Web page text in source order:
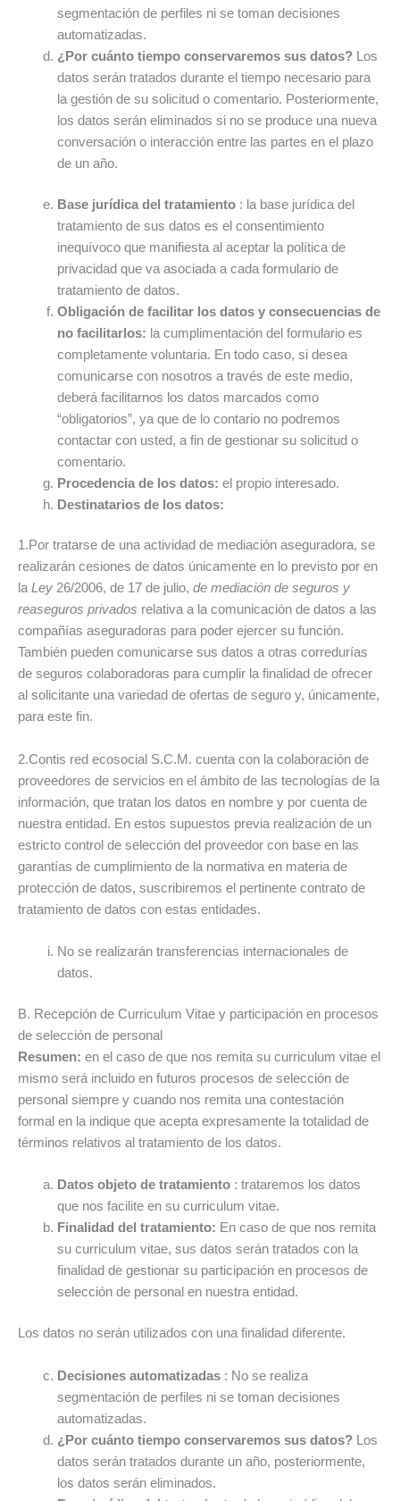
segmentación de perfiles ni se toman decisiones
automatizadas.
¿Por cuánto tiempo conservaremos sus datos?
Los
datos serán tratados durante el tiempo necesario para
la gestión de su solicitud o comentario. Posteriormente,
los datos serán eliminados si no se produce una nueva
conversación o interacción entre las partes en el plazo
de un año.
Base jurídica del tratamiento: la base jurídica del
tratamiento de sus datos es el consentimiento
inequívoco que manifiesta al aceptar la política de
privacidad que va asociada a cada formulario de
tratamiento de datos.
Obligación de facilitar los datos y consecuencias de
no facilitarlos: la cumplimentación del formulario es
completamente voluntaria. En todo caso, si desea
comunicarse con nosotros a través de este medio,
deberá facilitarnos los datos marcados como
“obligatorios”, ya que de lo contario no podremos
contactar con usted, a fin de gestionar su solicitud o
comentario.
Procedencia de los datos: el propio interesado.
Destinatarios de los datos:
1.Por tratarse de una actividad de mediación aseguradora, se
realizarán cesiones de datos únicamente en lo previsto por en
laLey 26/2006, de 17 de julio, de mediación de seguros y
reaseguros privados relativa a la comunicación de datos a las
compañías aseguradoras para poder ejercer su función.
También pueden comunicarse sus datos a otras corredurías
de seguros colaboradoras para cumplir la finalidad de ofrecer
al solicitante una variedad de ofertas de seguro y, únicamente,
para este fin.
2.Contis red ecosocial S.C.M. cuenta con la colaboración de
proveedores de servicios en el ámbito de las tecnologías de la
información, que tratan los datos en nombre y por cuenta de
nuestra entidad. En estos supuestos previa realización de un
estricto control de selección del proveedor con base en las
garantías de cumplimiento de la normativa en materia de
protección de datos, suscribiremos el pertinente contrato de
tratamiento de datos con estas entidades.
No se realizarán transferencias internacionales de
datos.
B. Recepción de Curriculum Vitae y participación en procesos
de selección de personal
Resumen: en el caso de que nos remita su curriculum vitae el
mismo será incluido en futuros procesos de selección de
personal siempre y cuando nos remita una contestación
formal en la indique que acepta expresamente la totalidad de
términos relativos al tratamiento de los datos.
Datos objeto de tratamiento: trataremos los datos
que nos facilite en su curriculum vitae.
Finalidad del tratamiento: En caso de que nos remita
su curriculum vitae, sus datos serán tratados con la
finalidad de gestionar su participación en procesos de
selección de personal en nuestra entidad.
Los datos no serán utilizados con una finalidad diferente.
Decisiones automatizadas: No se realiza
segmentación de perfiles ni se toman decisiones
automatizadas.
¿Por cuánto tiempo conservaremos sus datos? Los
datos serán tratados durante un año, posteriormente,
los datos serán eliminados.